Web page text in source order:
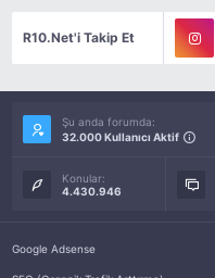
R10.Net'i Takip Et
Şu anda forumda:
32.000 Kullanıcı Aktif
Konular:
4.430.946
Google Adsense